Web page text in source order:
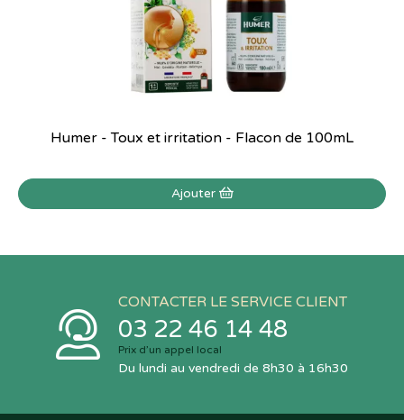
Humer - Toux et irritation - Flacon de 100mL
Ajouter
CONTACTER LE SERVICE CLIENT
03 22 46 14 48
Prix d’un appel local
Du lundi au vendredi de 8h30 à 16h30